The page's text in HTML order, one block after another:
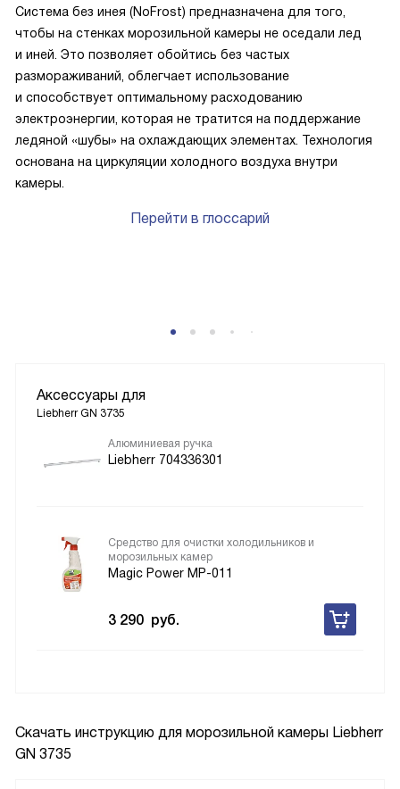
Скачать инструкцию для морозильной камеры Liebherr
GN 3735
Система без инея (NoFrost) предназначена для того,
чтобы на стенках морозильной камеры не оседали лед
и иней. Это позволяет обойтись без частых
размораживаний, облегчает использование
и способствует оптимальному расходованию
электроэнергии, которая не тратится на поддержание
ледяной «шубы» на охлаждающих элементах. Технология
основана на циркуляции холодного воздуха внутри
камеры.
Перейти в глоссарий
Аксессуары для
Liebherr GN 3735
Алюминиевая ручка
Liebherr 704336301
Средство для очистки холодильников и
морозильных камер
Magic Power MP-011
3 290 руб.